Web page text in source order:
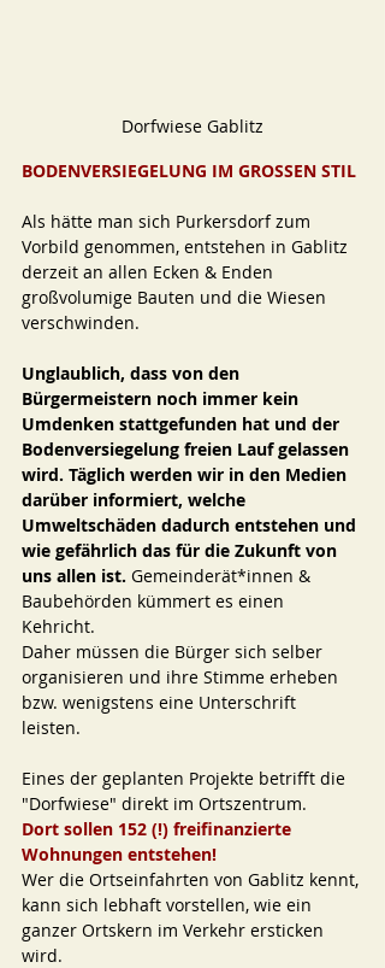
Dorfwiese Gablitz
BODENVERSIEGELUNG IM GROSSEN STIL
Als hätte man sich Purkersdorf zum
Vorbild genommen, entstehen in Gablitz
derzeit an allen Ecken & Enden
großvolumige Bauten und die Wiesen
verschwinden.
Unglaublich, dass von den
Bürgermeistern noch immer kein
Umdenken stattgefunden hat und der
Bodenversiegelung freien Lauf gelassen
wird. Täglich werden wir in den Medien
darüber informiert, welche
Umweltschäden dadurch entstehen und
wie gefährlich das für die Zukunft von
uns allen ist. Gemeinderät*innen &
Baubehörden kümmert es einen
Kehricht.
Daher müssen die Bürger sich selber
organisieren und ihre Stimme erheben
bzw. wenigstens eine Unterschrift
leisten.
Eines der geplanten Projekte betrifft die
"Dorfwiese" direkt im Ortszentrum.
Dort sollen 152 (!) freifinanzierte
Wohnungen entstehen!
Wer die Ortseinfahrten von Gablitz kennt,
kann sich lebhaft vorstellen, wie ein
ganzer Ortskern im Verkehr ersticken
wird.